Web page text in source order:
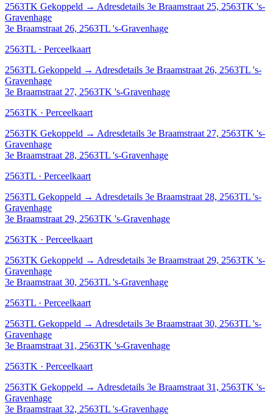
2563TK Gekoppeld → Adresdetails 3e Braamstraat 25, 2563TK 's-
Gravenhage
3e Braamstraat 26, 2563TL 's-Gravenhage
2563TL · Perceelkaart
2563TL Gekoppeld → Adresdetails 3e Braamstraat 26, 2563TL 's-
Gravenhage
3e Braamstraat 27, 2563TK 's-Gravenhage
2563TK · Perceelkaart
2563TK Gekoppeld → Adresdetails 3e Braamstraat 27, 2563TK 's-
Gravenhage
3e Braamstraat 28, 2563TL 's-Gravenhage
2563TL · Perceelkaart
2563TL Gekoppeld → Adresdetails 3e Braamstraat 28, 2563TL 's-
Gravenhage
3e Braamstraat 29, 2563TK 's-Gravenhage
2563TK · Perceelkaart
2563TK Gekoppeld → Adresdetails 3e Braamstraat 29, 2563TK 's-
Gravenhage
3e Braamstraat 30, 2563TL 's-Gravenhage
2563TL · Perceelkaart
2563TL Gekoppeld → Adresdetails 3e Braamstraat 30, 2563TL 's-
Gravenhage
3e Braamstraat 31, 2563TK 's-Gravenhage
2563TK · Perceelkaart
2563TK Gekoppeld → Adresdetails 3e Braamstraat 31, 2563TK 's-
Gravenhage
3e Braamstraat 32, 2563TL 's-Gravenhage